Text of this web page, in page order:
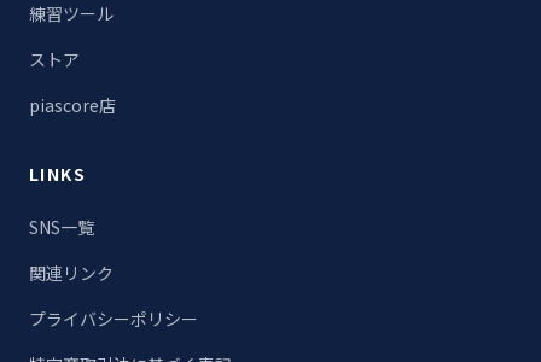
練習ツール
ストア
piascore店
LINKS
SNS一覧
関連リンク
プライバシーポリシー